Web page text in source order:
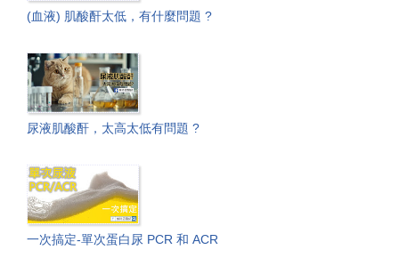
(血液) 肌酸酐太低，有什麼問題 ?
尿液肌酸酐，太高太低有問題 ?
一次搞定-單次蛋白尿 PCR 和 ACR